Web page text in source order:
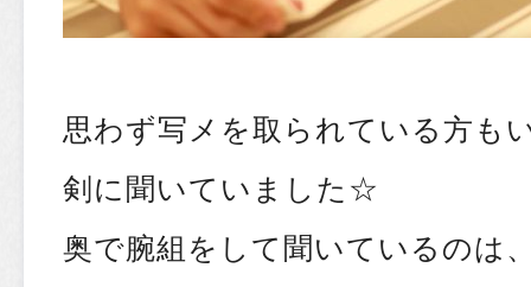
思わず写メを取られている方も
剣に聞いていました☆
奥で腕組をして聞いているのは